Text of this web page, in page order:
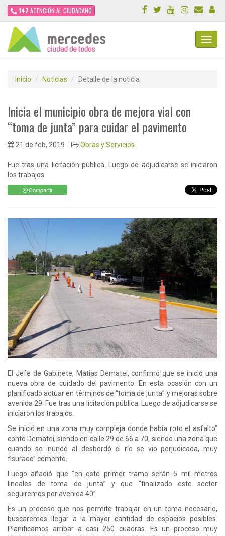
147 ATENCIÓN AL CIUDADANO
Inicio Noticias Detalle de la noticia
Inicia el municipio obra de mejora vial con
“toma de junta” para cuidar el pavimento
21 de feb, 2019 Obras y Servicios
Fue tras una licitación pública. Luego de adjudicarse se iniciaron
los trabajos
Compartir
El Jefe de Gabinete, Matias Dematei, confirmó que se inició una
nueva obra de cuidado del pavimento. En esta ocasión con un
planificado actuar en términos de “toma de junta” y mejoras sobre
avenida 29. Fue tras una licitación pública. Luego de adjudicarse se
iniciaron los trabajos.
Se inició en una zona muy compleja donde había roto el asfalto”
contó Dematei, siendo en calle 29 de 66 a 70, siendo una zona que
cuando se inundó al desbordó el río se vio perjudicada, muy
fisurado” comentó.
Luego añadió que “en este primer tramo serán 5 mil metros
lineales de toma de junta” y que “finalizado este sector
seguiremos por avenida 40”
Es un proceso que nos permite trabajar en un tema necesario,
buscaremos llegar a la mayor cantidad de espacios posibles.
Planificamos arribar a casi 250 cuadras. Es un proceso muy